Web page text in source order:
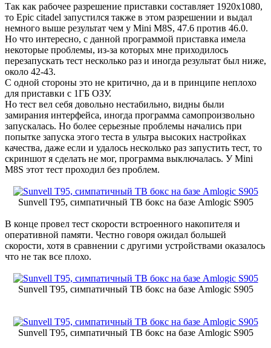
Так как рабочее разрешение приставки составляет 1920х1080,
то Epic citadel запустился также в этом разрешении и выдал
немного выше результат чем у Mini M8S, 47.6 против 46.0.
Но что интересно, с данной программой приставка имела
некоторые проблемы, из-за которых мне приходилось
перезапускать тест несколько раз и иногда результат был ниже,
около 42-43.
С одной стороны это не критично, да и в принципе неплохо
для приставки с 1ГБ ОЗУ.
Но тест вел себя довольно нестабильно, видны были
замирания интерфейса, иногда программа самопроизвольно
запускалась. Но более серьезные проблемы начались при
попытке запуска этого теста в ультра высоких настройках
качества, даже если и удалось несколько раз запустить тест, то
скриншот я сделать не мог, программа выключалась. У Mini
M8S этот тест проходил без проблем.
Sunvell T95, симпатичный ТВ бокс на базе Amlogic S905
В конце провел тест скорости встроенного накопителя и
оперативной памяти. Честно говоря ожидал большей
скорости, хотя в сравнении с другими устройствами оказалось
что не так все плохо.
Sunvell T95, симпатичный ТВ бокс на базе Amlogic S905
Sunvell T95, симпатичный ТВ бокс на базе Amlogic S905